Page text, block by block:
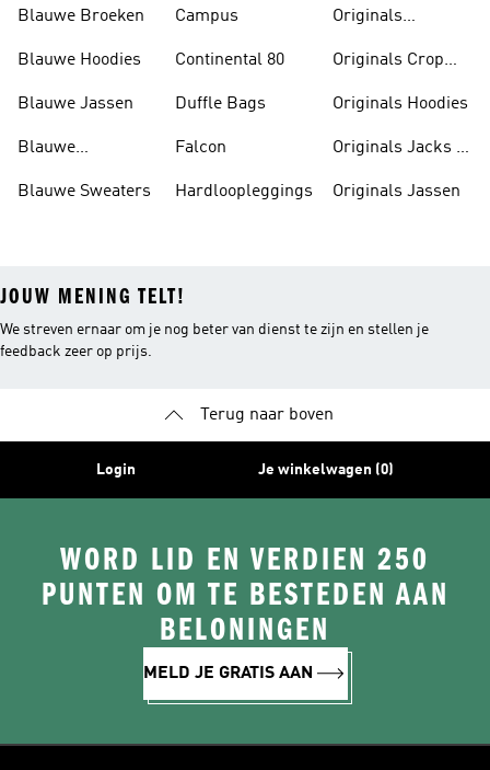
Blauwe Broeken
Blauwe Hoodies
Blauwe Jassen
Blauwe
Blauwe Sweaters
Campus
Continental 80
Duffle Bags
Falcon
Hardloopleggings
Originals
Originals Crop
Originals Hoodies
Originals Jacks &
Originals Jassen
JOUW MENING TELT!
We streven ernaar om je nog beter van dienst te zijn en stellen je
feedback zeer op prijs.
Terug naar boven
Login Je winkelwagen (0)
WORD LID EN VERDIEN 250
PUNTEN OM TE BESTEDEN AAN
BELONINGEN
MELD JE GRATIS AAN